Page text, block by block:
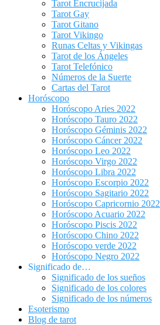
Tarot Encrucijada
Tarot Gay
Tarot Gitano
Tarot Vikingo
Runas Celtas y Vikingas
Tarot de los Ángeles
Tarot Telefónico
Números de la Suerte
Cartas del Tarot
Horóscopo
Horóscopo Aries 2022
Horóscopo Tauro 2022
Horóscopo Géminis 2022
Horóscopo Cáncer 2022
Horóscopo Leo 2022
Horóscopo Virgo 2022
Horóscopo Libra 2022
Horóscopo Escorpio 2022
Horóscopo Sagitario 2022
Horóscopo Capricornio 2022
Horóscopo Acuario 2022
Horóscopo Piscis 2022
Horóscopo Chino 2022
Horóscopo verde 2022
Horóscopo Negro 2022
Significado de…
Significado de los sueños
Significado de los colores
Significado de los números
Esoterismo
Blog de tarot